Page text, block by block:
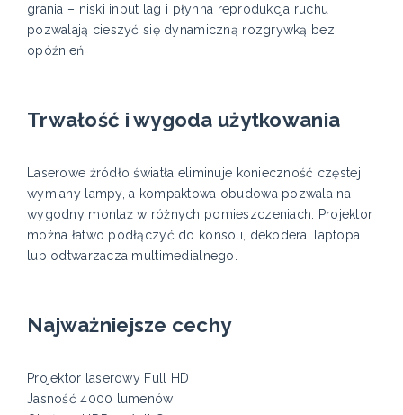
grania – niski input lag i płynna reprodukcja ruchu
pozwalają cieszyć się dynamiczną rozgrywką bez
opóźnień.
Trwałość i wygoda użytkowania
Laserowe źródło światła eliminuje konieczność częstej
wymiany lampy, a kompaktowa obudowa pozwala na
wygodny montaż w różnych pomieszczeniach. Projektor
można łatwo podłączyć do konsoli, dekodera, laptopa
lub odtwarzacza multimedialnego.
Najważniejsze cechy
Projektor laserowy Full HD
Jasność 4000 lumenów